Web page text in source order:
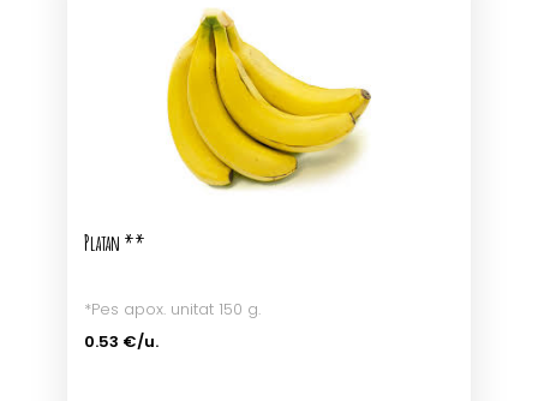
Platan **
*Pes apox. unitat 150 g.
0.53 €/u.